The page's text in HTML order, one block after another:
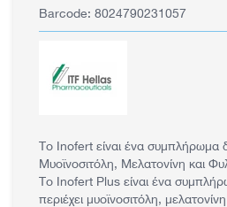
Barcode: 8024790231057
Το Inofert είναι ένα συμπλήρωμα
Μυοϊνοσιτόλη, Μελατονίνη και
Το Inofert Plus είναι ένα
περιέχει μυοϊνοσιτόλη,